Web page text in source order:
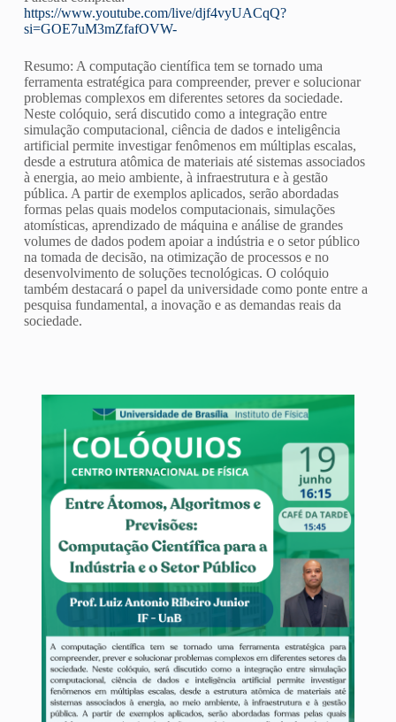
https://www.youtube.com/live/djf4vyUACqQ?
si=GOE7uM3mZfafOVW-
Resumo: A computação científica tem se tornado uma
ferramenta estratégica para compreender, prever e solucionar
problemas complexos em diferentes setores da sociedade.
Neste colóquio, será discutido como a integração entre
simulação computacional, ciência de dados e inteligência
artificial permite investigar fenômenos em múltiplas escalas,
desde a estrutura atômica de materiais até sistemas associados
à energia, ao meio ambiente, à infraestrutura e à gestão
pública. A partir de exemplos aplicados, serão abordadas
formas pelas quais modelos computacionais, simulações
atomísticas, aprendizado de máquina e análise de grandes
volumes de dados podem apoiar a indústria e o setor público
na tomada de decisão, na otimização de processos e no
desenvolvimento de soluções tecnológicas. O colóquio
também destacará o papel da universidade como ponte entre a
pesquisa fundamental, a inovação e as demandas reais da
sociedade.